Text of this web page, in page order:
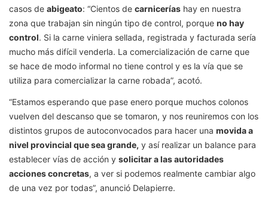
casos de abigeato: “Cientos de carnicerías hay en nuestra
zona que trabajan sin ningún tipo de control, porque no hay
control. Si la carne viniera sellada, registrada y facturada sería
mucho más difícil venderla. La comercialización de carne que
se hace de modo informal no tiene control y es la vía que se
utiliza para comercializar la carne robada”, acotó.
“Estamos esperando que pase enero porque muchos colonos
vuelven del descanso que se tomaron, y nos reuniremos con los
distintos grupos de autoconvocados para hacer una movida a
nivel provincial que sea grande, y así realizar un balance para
establecer vías de acción y solicitar a las autoridades
acciones concretas, a ver si podemos realmente cambiar algo
de una vez por todas”, anunció Delapierre.